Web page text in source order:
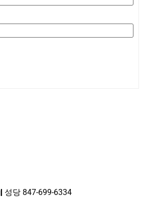
성당 847-699-6334